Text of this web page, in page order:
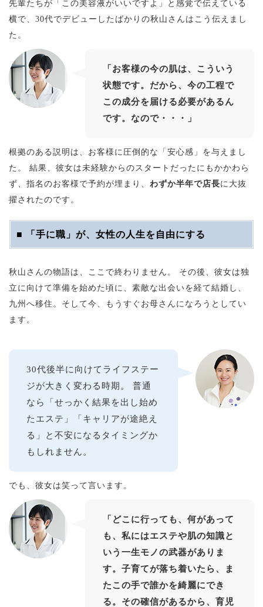
先輩たちが「この美容液がいいですよ」と感覚で伝えている
横で、30代でデビューしたばかりの秋山さんはこう伝えまし
た。
「お客様の今の肌は、こういう
状態です。だから、今の工程で
この成分を届ける必要があるん
です。なので・・・」
根拠のある説明は、お客様に圧倒的な「安心感」を与えまし
た。 結果、彼女は未経験からのスタートだったにもかかわら
ず、指名のお客様で予約が埋まり、 わずか半年で店長に大抜
擢されたのです。
■ 「手に職」が、女性の人生を自由にする
秋山さんの物語は、ここで終わりません。 その後、彼女は独
立に向けて準備を始めた頃に、素敵な出会いを経て結婚し、
九州へ移住。そして今、もうすぐお母さんになろうとしてい
ます。
30代後半に向けてライフステー
ジが大きく変わる時期。 普通
なら「せっかく結果を出し始め
たエステ」「キャリアが途絶え
る」と不安になるタイミングか
もしれません。
でも、彼女は笑って言います。
「どこに行っても、何があって
も、私にはエステや肌の知識と
いう一生モノの武器がありま
す。子育てが落ち着いたら、ま
たこの手で誰かを綺麗にでき
る。その確信があるから、育児